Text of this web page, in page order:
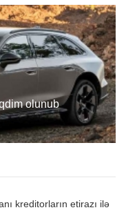
olunub
kreditorların etirazı ilə